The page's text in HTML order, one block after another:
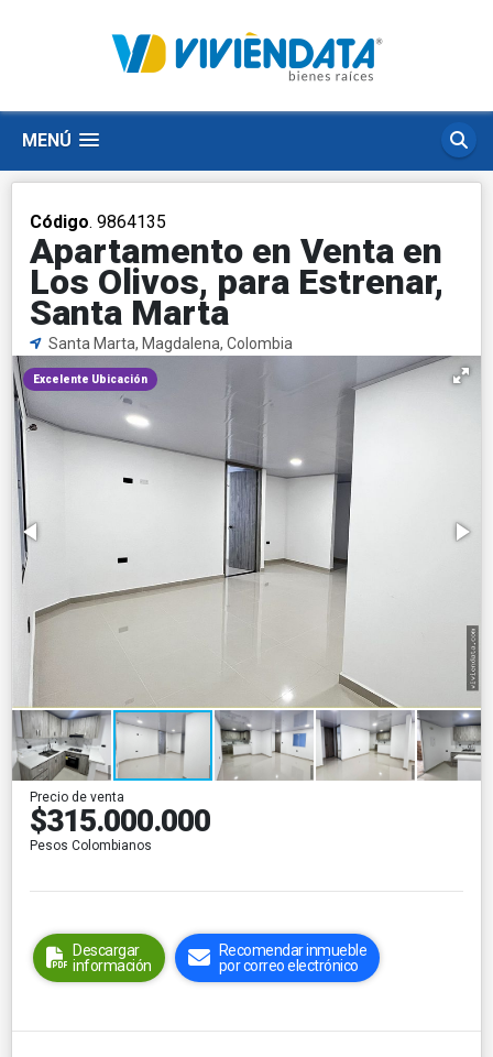
MENÚ
Código. 9864135
Apartamento en Venta en
Los Olivos, para Estrenar,
Santa Marta
Santa Marta, Magdalena, Colombia
Excelente Ubicación
Precio de venta
$315.000.000
Pesos Colombianos
Descargar
información
Recomendar inmueble
por correo electrónico